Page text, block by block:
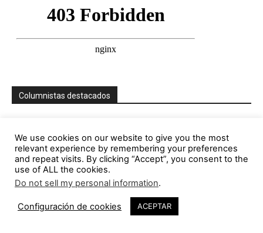
Columnistas destacados
121 Publicaciones 0 COMENTARIOS
http://cinearquitecturaciudad.blogspot.com.es/
Miquel Lacasta Codorniu
https://axonometrica.wordpress.com/
We use cookies on our website to give you the most
relevant experience by remembering your preferences
and repeat visits. By clicking “Accept”, you consent to the
use of ALL the cookies.
Do not sell my personal information.
Configuración de cookies ACEPTAR